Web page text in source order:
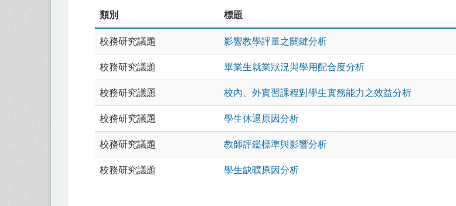
類別 標題
校務研究議題 影響教學評量之關鍵分析
校務研究議題 畢業生就業狀況與學用配合度分析
校務研究議題 校內、外實習課程對學生實務能力之效益分析
校務研究議題 學生休退原因分析
校務研究議題 教師評鑑標準與影響分析
校務研究議題 學生缺曠原因分析